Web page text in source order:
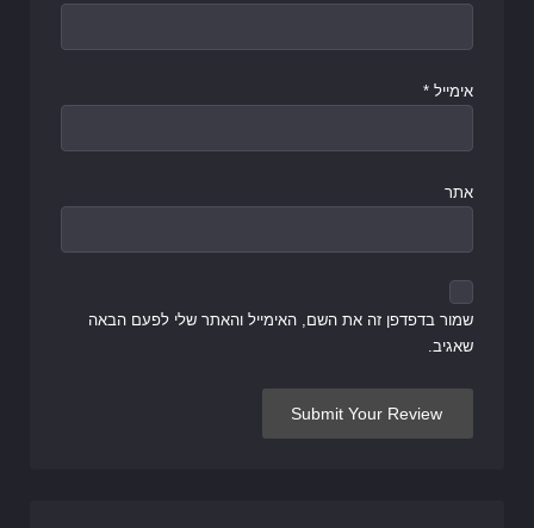
אימייל *
אתר
שמור בדפדפן זה את השם, האימייל והאתר שלי לפעם הבאה
שאגיב.